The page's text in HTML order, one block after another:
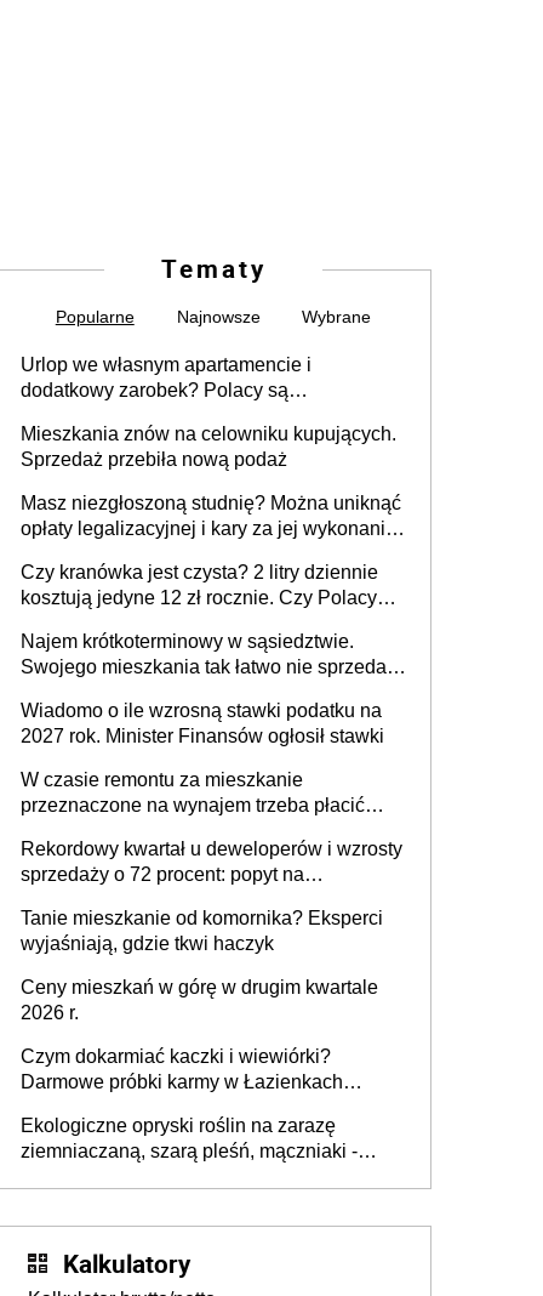
Tematy
Popularne Najnowsze Wybrane
Urlop we własnym apartamencie i
dodatkowy zarobek? Polacy są
Mieszkania znów na celowniku kupujących.
Sprzedaż przebiła nową podaż
Masz niezgłoszoną studnię? Można uniknąć
opłaty legalizacyjnej i kary za jej wykonanie,
Czy kranówka jest czysta? 2 litry dziennie
kosztują jedyne 12 zł rocznie. Czy Polacy
Najem krótkoterminowy w sąsiedztwie.
Swojego mieszkania tak łatwo nie sprzedaż
Wiadomo o ile wzrosną stawki podatku na
2027 rok. Minister Finansów ogłosił stawki
W czasie remontu za mieszkanie
przeznaczone na wynajem trzeba płacić
realizuje w nim potrzeb mieszkaniowych
Rekordowy kwartał u deweloperów i wzrosty
sprzedaży o 72 procent: popyt na
Tanie mieszkanie od komornika? Eksperci
wyjaśniają, gdzie tkwi haczyk
Ceny mieszkań w górę w drugim kwartale
2026 r.
Czym dokarmiać kaczki i wiewiórki?
Darmowe próbki karmy w Łazienkach
edukacyjna]
Ekologiczne opryski roślin na zarazę
ziemniaczaną, szarą pleśń, mączniaki -
Kalkulatory